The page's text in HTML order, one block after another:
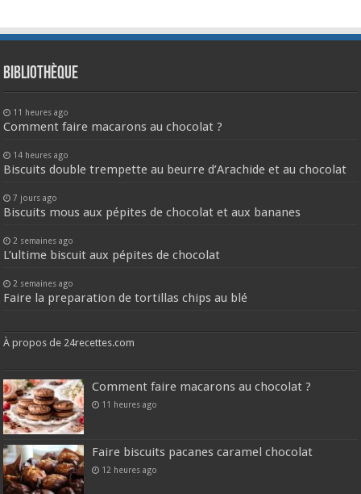
Bibliothèque
11 heures ago
Comment faire macarons au chocolat ?
14 heures ago
Biscuits double trempette au beurre d’Arachide et au chocolat
7 jours ago
Biscuits mous aux pépites de chocolat et aux bananes
2 semaines ago
L’ultime biscuit aux pépites de chocolat
2 semaines ago
Faire la preparation de tortillas chips au blé
À propos de 24recettes.com
Comment faire macarons au chocolat ?
11 heures ago
Faire biscuits pacanes caramel chocolat
12 heures ago